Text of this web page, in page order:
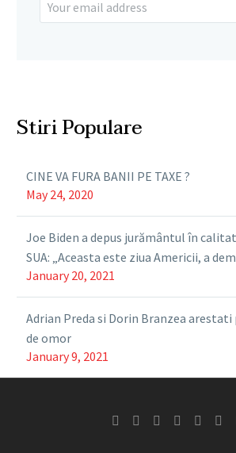
Stiri Populare
CINE VA FURA BANII PE TAXE ?
May 24, 2020
Joe Biden a depus jurământul în
SUA: „Aceasta este ziua Americii, a
January 20, 2021
Adrian Preda si Dorin Branzea
de omor
January 9, 2021